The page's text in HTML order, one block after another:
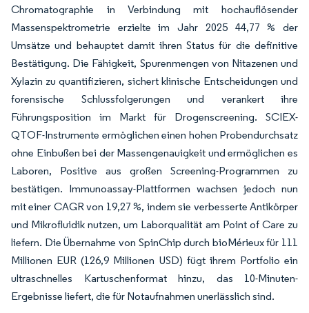
Chromatographie in Verbindung mit hochauflösender
Massenspektrometrie erzielte im Jahr 2025 44,77 % der
Umsätze und behauptet damit ihren Status für die definitive
Bestätigung. Die Fähigkeit, Spurenmengen von Nitazenen und
Xylazin zu quantifizieren, sichert klinische Entscheidungen und
forensische Schlussfolgerungen und verankert ihre
Führungsposition im Markt für Drogenscreening. SCIEX-
QTOF-Instrumente ermöglichen einen hohen Probendurchsatz
ohne Einbußen bei der Massengenauigkeit und ermöglichen es
Laboren, Positive aus großen Screening-Programmen zu
bestätigen. Immunoassay-Plattformen wachsen jedoch nun
mit einer CAGR von 19,27 %, indem sie verbesserte Antikörper
und Mikrofluidik nutzen, um Laborqualität am Point of Care zu
liefern. Die Übernahme von SpinChip durch bioMérieux für 111
Millionen EUR (126,9 Millionen USD) fügt ihrem Portfolio ein
ultraschnelles Kartuschenformat hinzu, das 10-Minuten-
Ergebnisse liefert, die für Notaufnahmen unerlässlich sind.